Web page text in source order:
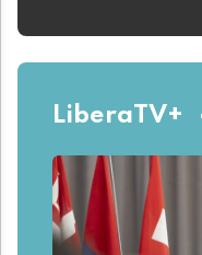
LiberaTV+